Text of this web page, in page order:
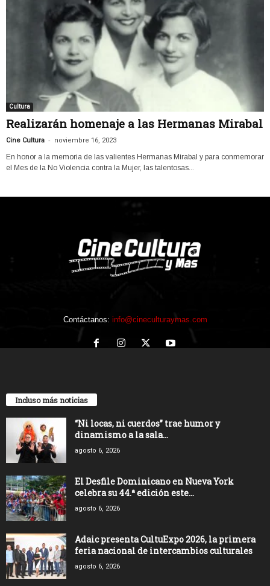
Cultura
Realizarán homenaje a las Hermanas Mirabal
Cine Cultura - noviembre 16, 2023
En honor a la memoria de las valientes Hermanas Mirabal y para conmemorar
el Mes de la No Violencia contra la Mujer, las talentosas...
Contáctanos: info@cineculturaymas.com
Incluso más noticias
“Ni locas, ni cuerdos” trae humor y
dinamismo a la sala...
agosto 6, 2026
El Desfile Dominicano en Nueva York
celebra su 44.ª edición este...
agosto 6, 2026
Adaic presenta CultuExpo 2026, la primera
feria nacional de intercambios culturales
agosto 6, 2026